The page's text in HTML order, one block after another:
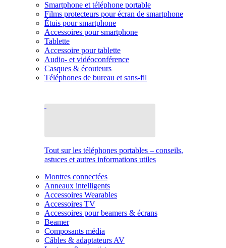
Smartphone et téléphone portable
Films protecteurs pour écran de smartphone
Étuis pour smartphone
Accessoires pour smartphone
Tablette
Accessoire pour tablette
Audio- et vidéoconférence
Casques & écouteurs
Téléphones de bureau et sans-fil
Tout sur les téléphones portables – conseils,
astuces et autres informations utiles
Montres connectées
Anneaux intelligents
Accessoires Wearables
Accessoires TV
Accessoires pour beamers & écrans
Beamer
Composants média
Câbles & adaptateurs AV